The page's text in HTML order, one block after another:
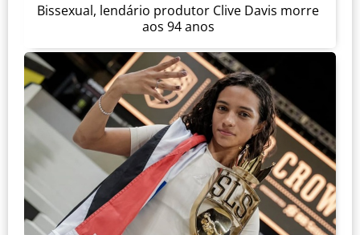
Bissexual, lendário produtor Clive Davis morre
aos 94 anos